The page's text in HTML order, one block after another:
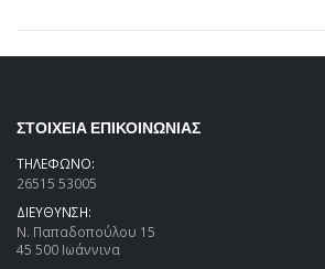
ΣΤΟΙΧΕΙΑ ΕΠΙΚΟΙΝΩΝΙΑΣ
ΤΗΛΕΦΩΝΟ:
26515 53005
ΔΙΕΥΘΥΝΣΗ:
Ν. Παπαδοπούλου 15
45 500 Ιωάννινα